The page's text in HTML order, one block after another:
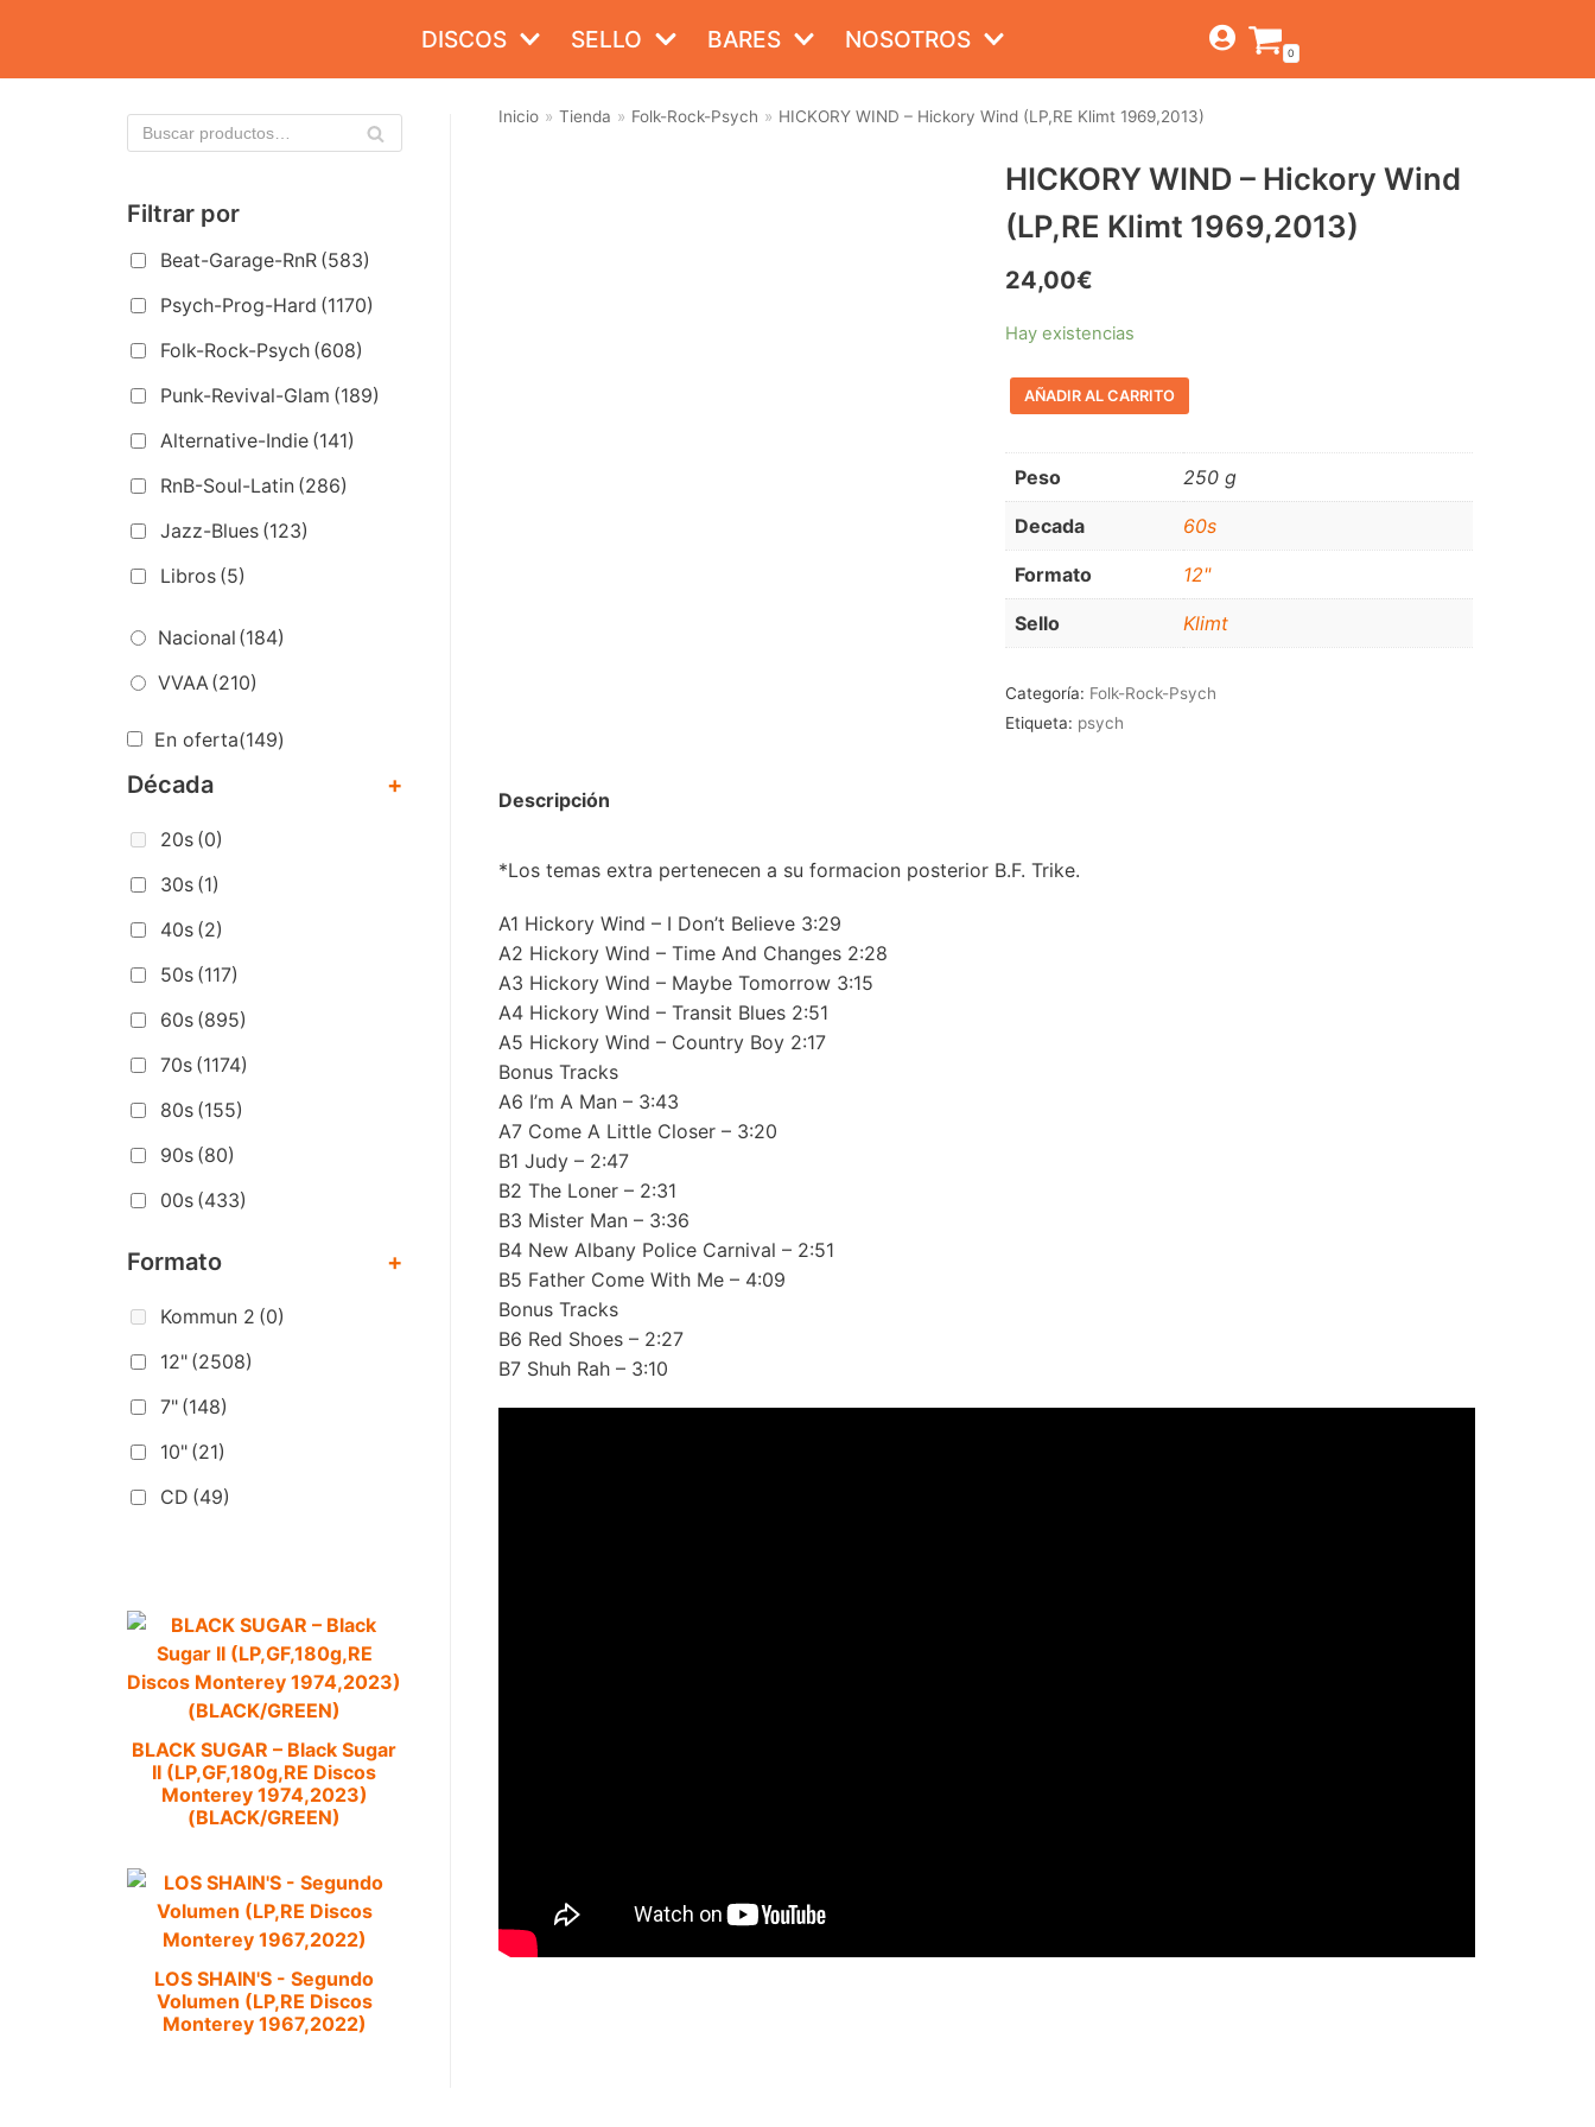
contenido
DISCOS SELLO BARES NOSOTROS 0
TIENDA
ESTILOS
ALTERNATIVE-INDIE
RNB-SOUL-LATIN
JAZZ-BLUES
Filtrar por
Beat-Garage-RnR (583)
Psych-Prog-Hard (1170)
Folk-Rock-Psych (608)
Punk-Revival-Glam (189)
Alternative-Indie (141)
RnB-Soul-Latin (286)
Jazz-Blues (123)
Libros (5)
Nacional (184)
VVAA(210)
En oferta(149)
Década +
20s (0)
30s (1)
40s (2)
50s (117)
60s (895)
70s (1174)
80s (155)
90s (80)
00s (433)
Formato +
Kommun 2 (0)
12" (2508)
7" (148)
10" (21)
CD (49)
BLACK SUGAR – Black Sugar
II (LP,GF,180g,RE Discos
Monterey 1974,2023)
(BLACK/GREEN)
LOS SHAIN'S - Segundo
Volumen (LP,RE Discos
Monterey 1967,2022)
Inicio » Tienda » Folk-Rock-Psych » HICKORY WIND – Hickory Wind (LP,RE Klimt 1969,2013)
HICKORY WIND – Hickory Wind
(LP,RE Klimt 1969,2013)
24,00€
Hay existencias
AÑADIR AL CARRITO
Peso 250 g
Decada 60s
Formato 12"
Sello Klimt
Categoría: Folk-Rock-Psych
Etiqueta: psych
Descripción
*Los temas extra pertenecen a su formacion posterior B.F. Trike.
A1 Hickory Wind – I Don’t Believe 3:29
A2 Hickory Wind – Time And Changes 2:28
A3 Hickory Wind – Maybe Tomorrow 3:15
A4 Hickory Wind – Transit Blues 2:51
A5 Hickory Wind – Country Boy 2:17
Bonus Tracks
A6 I’m A Man – 3:43
A7 Come A Little Closer – 3:20
B1 Judy – 2:47
B2 The Loner – 2:31
B3 Mister Man – 3:36
B4 New Albany Police Carnival – 2:51
B5 Father Come With Me – 4:09
Bonus Tracks
B6 Red Shoes – 2:27
B7 Shuh Rah – 3:10